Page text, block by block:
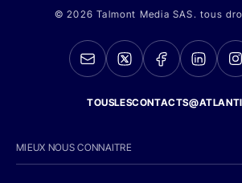
© 2026 Talmont Media SAS. tous
MIEUX NOUS CONNAITRE